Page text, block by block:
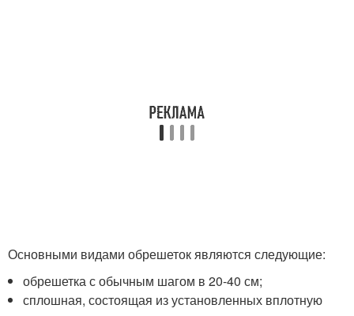
Основными видами обрешеток являются следующие:
обрешетка с обычным шагом в 20-40 см;
сплошная, состоящая из установленных вплотную